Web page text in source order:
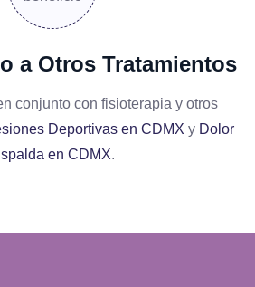
a Otros Tratamientos
conjunto con fisioterapia y otros
Deportivas en CDMX y Dolor
en CDMX.